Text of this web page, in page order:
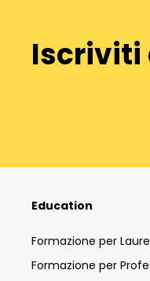
Iscriviti
Education
Formazione per
Formazione per